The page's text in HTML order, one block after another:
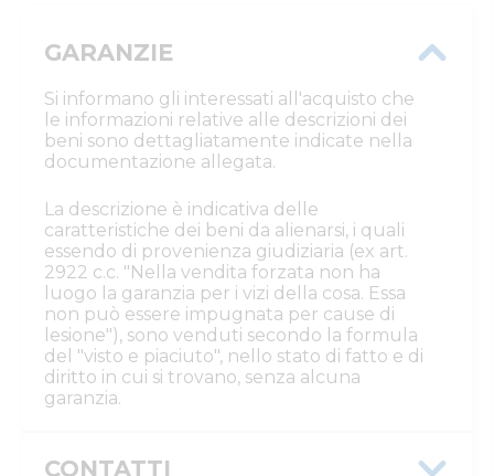
GARANZIE
Si informano gli interessati all'acquisto che
le informazioni relative alle descrizioni dei
beni sono dettagliatamente indicate nella
documentazione allegata.
La descrizione è indicativa delle
caratteristiche dei beni da alienarsi, i quali
essendo di provenienza giudiziaria (ex art.
2922 c.c. "Nella vendita forzata non ha
luogo la garanzia per i vizi della cosa. Essa
non può essere impugnata per cause di
lesione"), sono venduti secondo la formula
del "visto e piaciuto", nello stato di fatto e di
diritto in cui si trovano, senza alcuna
garanzia.
CONTATTI